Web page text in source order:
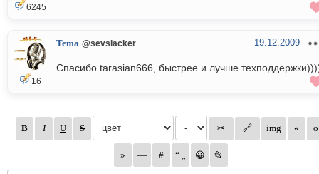
6245
16
Tema @sevslacker 19.12.2009
Спасибо tarasian666, быстрее и лучше